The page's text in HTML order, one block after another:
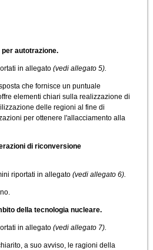
autotrazione.
in allegato (vedi allegato 5).
che fornisce un puntuale
elementi chiari sulla realizzazione di
delle regioni al fine di
per ottenere l'allacciamento alla
di riconversione
riportati in allegato (vedi allegato 6).
della tecnologia nucleare.
in allegato (vedi allegato 7).
a suo avviso, le ragioni della